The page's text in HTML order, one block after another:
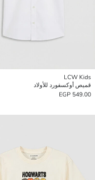
LCW Kids
قميص أوكسفورد للأولاد
549.00 EGP